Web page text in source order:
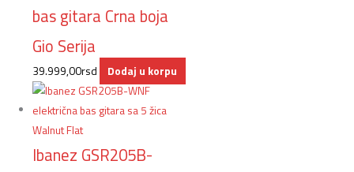
bas gitara Crna boja
Gio Serija
39.999,00rsd Dodaj u korpu
Ibanez GSR205B-